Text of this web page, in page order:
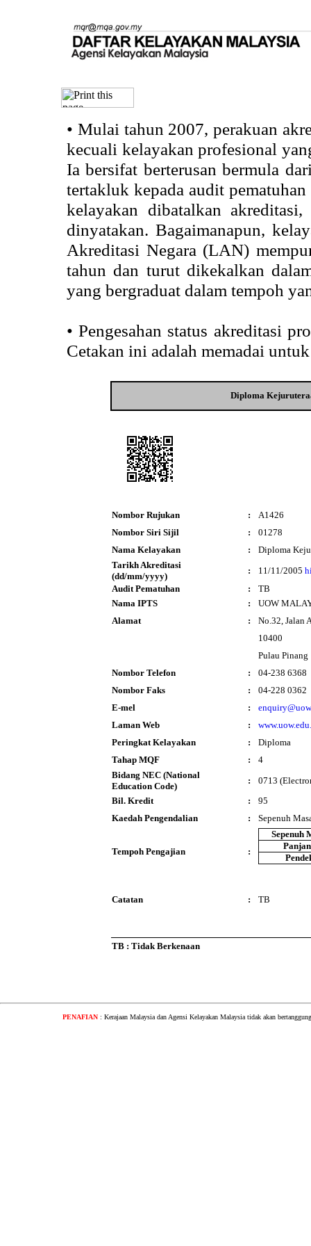
• Mulai tahun 2007, perakuan
kecuali kelayakan profesional
Ia bersifat berterusan bermula
tertakluk kepada audit
kelayakan dibatalkan
dinyatakan. Bagaimanapun,
Akreditasi Negara (LAN)
tahun dan turut dikekalkan
yang bergraduat dalam tempoh
• Pengesahan status akreditasi
Cetakan ini adalah memadai
Diploma
Nombor Rujukan :
A1426
Nombor Siri Sijil
:
01278
Nama Kelayakan
:
Diploma
Tarikh Akreditasi
(dd/mm/yyyy)
: 11/11/2005
Audit Pematuhan
:
TB
Nama IPTS
:
UOW
Alamat
:
No.32, Jalan
10400
Pulau Pinang
Nombor Telefon
:
04-238 6368
Nombor Faks
:
04-228 0362
E-mel
:
Laman Web
:
Peringkat Kelayakan
:
Diploma
Tahap MQF
:
4
Bidang NEC (National
Education Code)
:
0713
Bil. Kredit
:
95
Kaedah Pengendalian
: Sepenuh
Tempoh Pengajian :
Sepenuh
Catatan : TB
TB : Tidak Berkenaan
PENAFIAN : Kerajaan Malaysia dan Agensi Kelayakan Malaysia tidak akan